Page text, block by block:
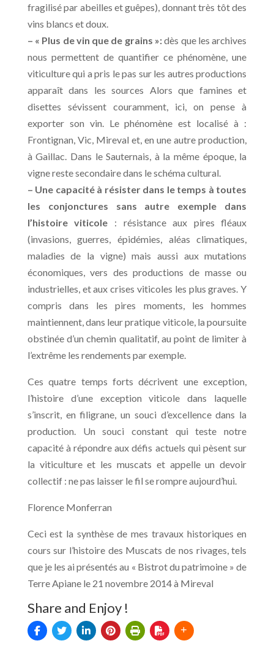
fragilisé par abeilles et guêpes), donnant très tôt des
vins blancs et doux.
– « Plus de vin que de grains »:dès que les archives
nous permettent de quantifier ce phénomène, une
viticulture qui a pris le pas sur les autres productions
apparaît dans les sources Alors que famines et
disettes sévissent couramment, ici, on pense à
exporter son vin. Le phénomène est localisé à :
Frontignan, Vic, Mireval et, en une autre production,
à Gaillac. Dans le Sauternais, à la même époque, la
vigne reste secondaire dans le schéma cultural.
– Une capacité à résister dans le temps à toutes
les conjonctures sans autre exemple dans
l’histoire viticole : résistance aux pires fléaux
(invasions, guerres, épidémies, aléas climatiques,
maladies de la vigne) mais aussi aux mutations
économiques, vers des productions de masse ou
industrielles, et aux crises viticoles les plus graves. Y
compris dans les pires moments, les hommes
maintiennent, dans leur pratique viticole, la poursuite
obstinée d’un chemin qualitatif, au point de limiter à
l’extrême les rendements par exemple.
Ces quatre temps forts décrivent une exception,
l’histoire d’une exception viticole dans laquelle
s’inscrit, en filigrane, un souci d’excellence dans la
production. Un souci constant qui teste notre
capacité à répondre aux défis actuels qui pèsent sur
la viticulture et les muscats et appelle un devoir
collectif : ne pas laisser le fil se rompre aujourd’hui.
Florence Monferran
Ceci est la synthèse de mes travaux historiques en
cours sur l’histoire des Muscats de nos rivages, tels
que je les ai présentés au « Bistrot du patrimoine » de
Terre Apiane le 21 novembre 2014 à Mireval
Share and Enjoy !